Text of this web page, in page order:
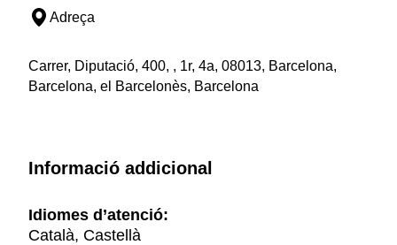
Adreça
Carrer, Diputació, 400, , 1r, 4a, 08013, Barcelona,
Barcelona, el Barcelonès, Barcelona
Informació addicional
Idiomes d’atenció:
Català, Castellà